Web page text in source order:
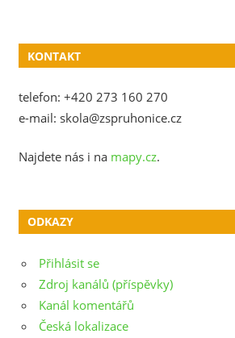
KONTAKT
telefon: +420 273 160 270
e-mail: skola@zspruhonice.cz
Najdete nás i na mapy.cz.
ODKAZY
Přihlásit se
Zdroj kanálů (příspěvky)
Kanál komentářů
Česká lokalizace